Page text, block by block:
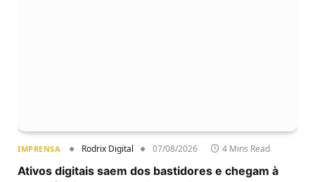
IMPRENSA Rodrix Digital 07/08/2026 4 Mins Read
Ativos digitais saem dos bastidores e chegam à